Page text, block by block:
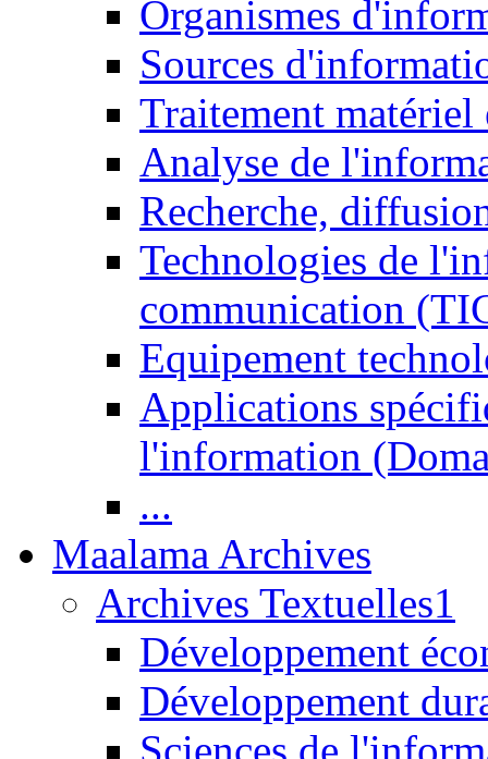
Organismes
Sources
Traitement matériel
Analyse de
Recherche,
Technologies de
communication
Equipement
Applications
l'information
...
Maalama Archives
Archives Textuelles1
Développement
Développement